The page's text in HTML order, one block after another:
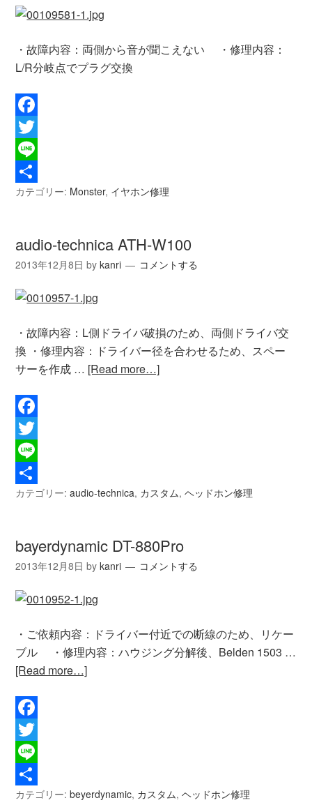
・故障内容：両側から音が聞こえない ・修理内容：
L/R分岐点でプラグ交換
Facebook
Twitter
Line
共
カテゴリー: Monster, イヤホン修理
audio-technica ATH-W100
2013年12月8日 bykanri コメントする
・故障内容：L側ドライバ破損のため、両側ドライバ交
換 ・修理内容：ドライバー径を合わせるため、スペー
サーを作成 … [Read more…]
Facebook
Twitter
Line
共
カテゴリー:audio-technica, カスタム,ヘッドホン修理
bayerdynamic DT-880Pro
2013年12月8日 bykanri コメントする
・ご依頼内容：ドライバー付近での断線のため、リケー
ブル ・修理内容：ハウジング分解後、Belden 1503 …
[Read more…]
Facebook
Twitter
Line
共
カテゴリー:beyerdynamic, カスタム,ヘッドホン修理